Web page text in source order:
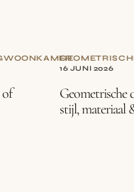
WOONKAMER
of
16 JUNI 2026
Geometrische
stijl, materiaal